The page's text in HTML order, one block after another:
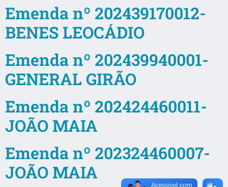
Emenda nº 202439170012-
BENES LEOCÁDIO
Emenda nº 202439940001-
GENERAL GIRÃO
Emenda nº 202424460011-
JOÃO MAIA
Emenda nº 202324460007-
JOÃO MAIA